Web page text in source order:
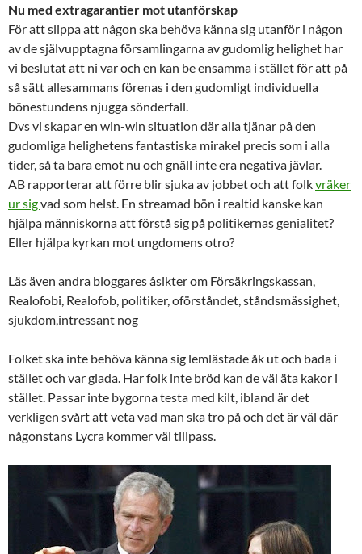
Nu med extragarantier mot utanförskap
För att slippa att någon ska behöva känna sig utanför i någon
av de självupptagna församlingarna av gudomlig helighet har
vi beslutat att ni var och en kan be ensamma i stället för att på
så sätt allesammans förenas i den gudomligt individuella
bönestundens njugga sönderfall.
Dvs vi skapar en win-win situation där alla tjänar på den
gudomliga helighetens fantastiska mirakel precis som i alla
tider, så ta bara emot nu och gnäll inte era negativa jävlar.
AB rapporterar att förre blir sjuka av jobbet och att folkvräker
ur sigvad som helst. En streamad bön i realtid kanske kan
hjälpa människorna att förstå sig på politikernas genialitet?
Eller hjälpa kyrkan mot ungdomens otro?
Läs även andra bloggares åsikter om Försäkringskassan,
Realofobi, Realofob, politiker, oförståndet, ståndsmässighet,
sjukdom,intressant nog
Folket ska inte behöva känna sig lemlästade åk ut och bada i
stället och var glada. Har folk inte bröd kan de väl äta kakor i
stället. Passar inte bygorna testa med kilt, ibland är det
verkligen svårt att veta vad man ska tro på och det är väl där
någonstans Lycra kommer väl tillpass.